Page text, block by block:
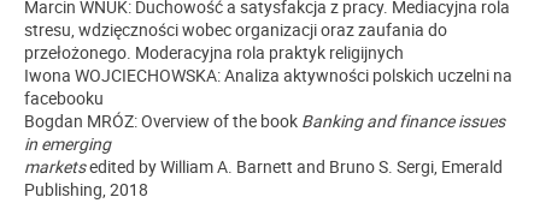
Marcin WNUK: Duchowość a satysfakcja z pracy. Mediacyjna rola
stresu, wdzięczności wobec organizacji oraz zaufania do
przełożonego. Moderacyjna rola praktyk religijnych
Iwona WOJCIECHOWSKA: Analiza aktywności polskich uczelni na
facebooku
Bogdan MRÓZ: Overview of the book Banking and finance issues
in emerging
marketsedited by William A. Barnett and Bruno S. Sergi, Emerald
Publishing, 2018